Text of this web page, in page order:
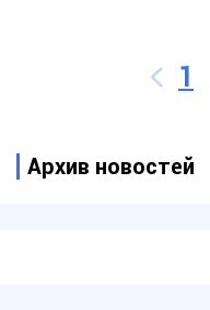
1
Архив новостей